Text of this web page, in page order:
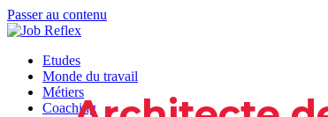
Passer au contenu
Etudes
Monde du travail
Métiers
Coaching